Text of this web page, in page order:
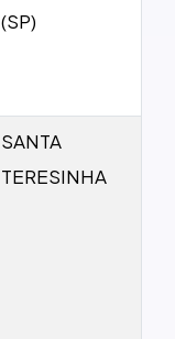
(SP)
SANTA
TERESINHA